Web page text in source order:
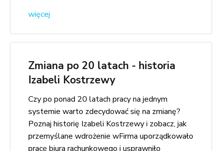
więcej
Zmiana po 20 latach - historia
Izabeli Kostrzewy
Czy po ponad 20 latach pracy na jednym
systemie warto zdecydować się na zmianę?
Poznaj historię Izabeli Kostrzewy i zobacz, jak
przemyślane wdrożenie wFirma uporządkowało
pracę biura rachunkowego i usprawniło